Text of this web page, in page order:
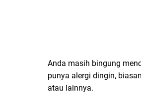
Anda masih bingung
punya alergi dingin,
atau lainnya.